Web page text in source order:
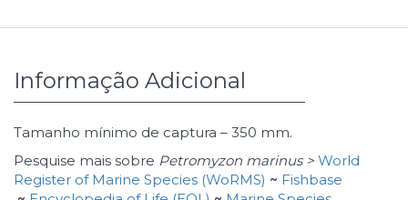
Informação Adicional
Tamanho mínimo de captura – 350 mm.
Pesquise mais sobre Petromyzon marinus > World
Register of Marine Species (WoRMS) ~ Fishbase